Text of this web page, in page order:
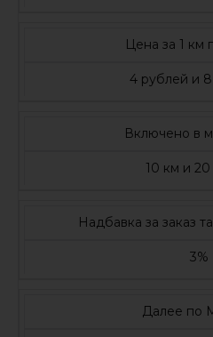
Цена за 1 км
4 рублей и
Включено в
10 км и
Надбавка за заказ
3%
Далее по